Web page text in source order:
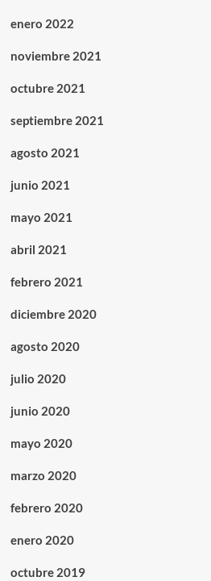
enero 2022
noviembre 2021
octubre 2021
septiembre 2021
agosto 2021
junio 2021
mayo 2021
abril 2021
febrero 2021
diciembre 2020
agosto 2020
julio 2020
junio 2020
mayo 2020
marzo 2020
febrero 2020
enero 2020
octubre 2019